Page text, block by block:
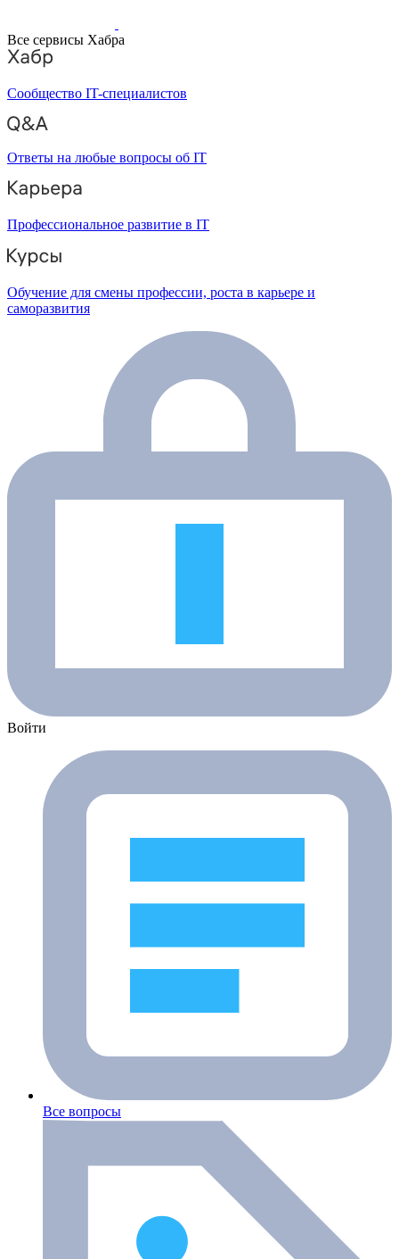
Все сервисы Хабра
Сообщество IT-специалистов
Ответы на любые вопросы об IT
Профессиональное развитие в IT
Обучение для смены профессии, роста в карьере и
саморазвития
Войти
Все вопросы